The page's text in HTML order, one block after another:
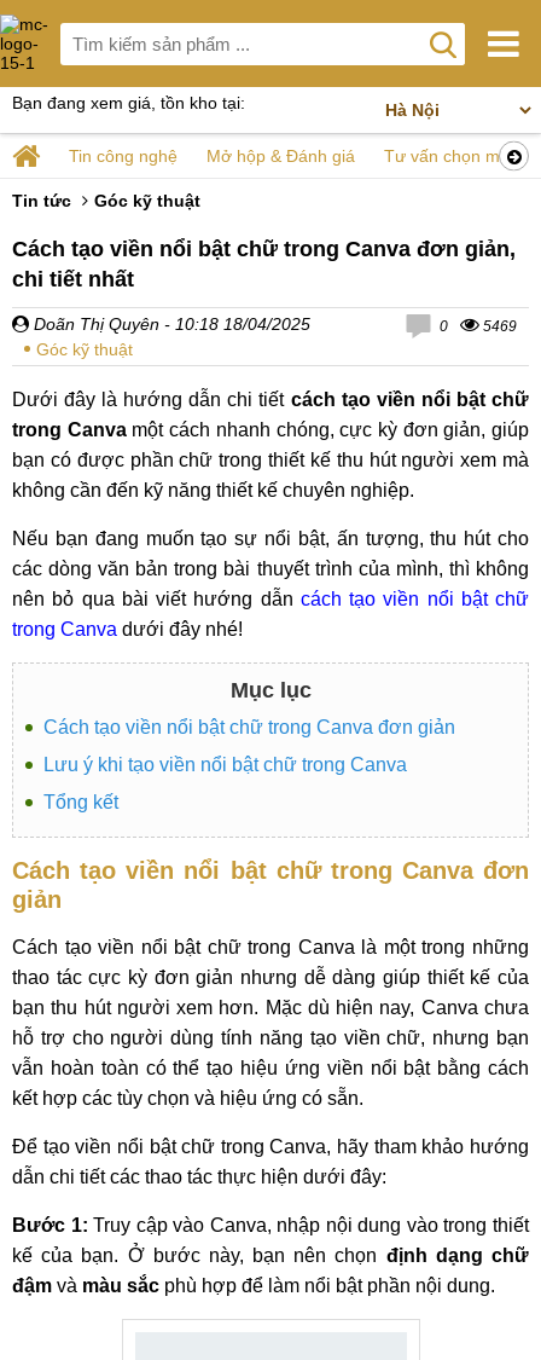
Bạn đang xem giá, tồn kho tại:
Tin công nghệ Mở hộp & Đánh giá Tư vấn chọn mua
Tin tức Góc kỹ thuật
Cách tạo viền nổi bật chữ trong Canva đơn giản,
chi tiết nhất
Doãn Thị Quyên - 10:18 18/04/2025
Góc kỹ thuật
0 5469
Dưới đây là hướng dẫn chi tiết cách tạo viền nổi bật chữ
trong Canvamột cách nhanh chóng, cực kỳ đơn giản, giúp
bạn có được phần chữ trong thiết kế thu hút người xem mà
không cần đến kỹ năng thiết kế chuyên nghiệp.
Nếu bạn đang muốn tạo sự nổi bật, ấn tượng, thu hút cho
các dòng văn bản trong bài thuyết trình của mình, thì không
nên bỏ qua bài viết hướng dẫn cách tạo viền nổi bật chữ
trong Canva dưới đây nhé!
Mục lục
Cách tạo viền nổi bật chữ trong Canva đơn giản
Lưu ý khi tạo viền nổi bật chữ trong Canva
Tổng kết
Cách tạo viền nổi bật chữ trong Canva đơn
giản
Cách tạo viền nổi bật chữ trong Canva là một trong những
thao tác cực kỳ đơn giản nhưng dễ dàng giúp thiết kế của
bạn thu hút người xem hơn. Mặc dù hiện nay, Canva chưa
hỗ trợ cho người dùng tính năng tạo viền chữ, nhưng bạn
vẫn hoàn toàn có thể tạo hiệu ứng viền nổi bật bằng cách
kết hợp các tùy chọn và hiệu ứng có sẵn.
Để tạo viền nổi bật chữ trong Canva, hãy tham khảo hướng
dẫn chi tiết các thao tác thực hiện dưới đây:
Bước 1:Truy cập vào Canva, nhập nội dung vào trong thiết
kế của bạn. Ở bước này, bạn nên chọn định dạng chữ
đậm và màu sắc phù hợp để làm nổi bật phần nội dung.